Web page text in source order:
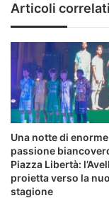
Mercato
Articoli correlati
Una notte di enorme
passione
Piazza Libertà:
proietta verso la
stagione